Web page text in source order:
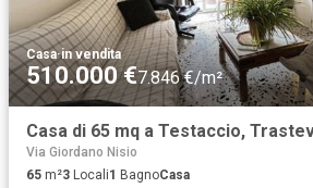
Casa·in vendita
510.000 €7.846 €/m²
Casa di 65 mq a Testaccio,
Via Giordano Nisio
65 m²3 Locali1 BagnoCasa